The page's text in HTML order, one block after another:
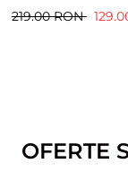
219.00 RON
OFERTE